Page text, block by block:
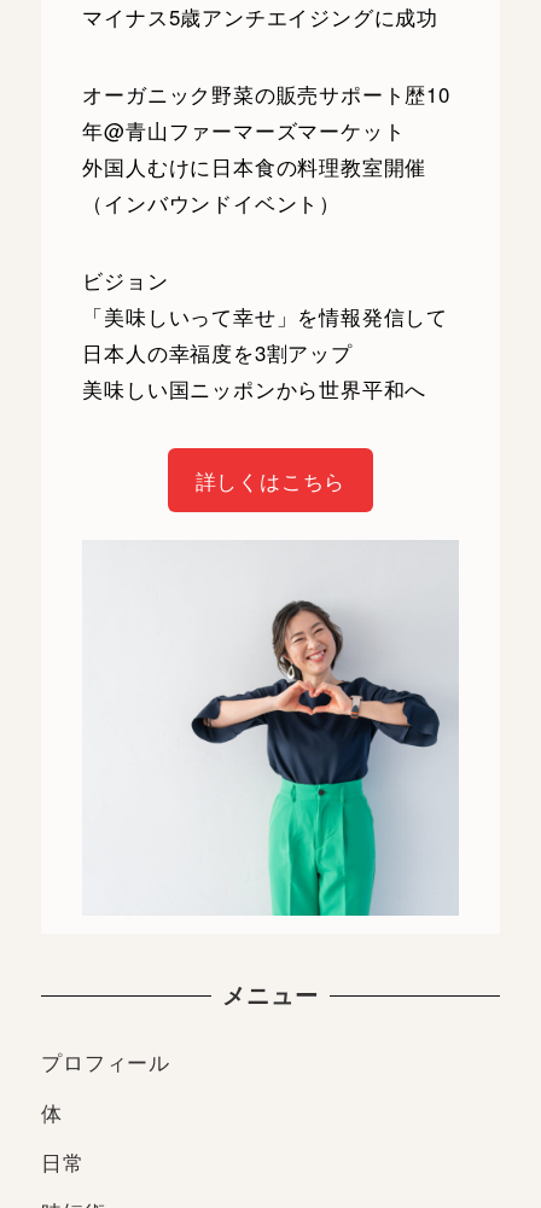
マイナス5歳アンチエイジングに成功
オーガニック野菜の販売サポート歴10
年@青山ファーマーズマーケット
外国人むけに日本食の料理教室開催
（インバウンドイベント）
ビジョン
「美味しいって幸せ」を情報発信して
日本人の幸福度を3割アップ
美味しい国ニッポンから世界平和へ
詳しくはこちら
メニュー
プロフィール
体
日常